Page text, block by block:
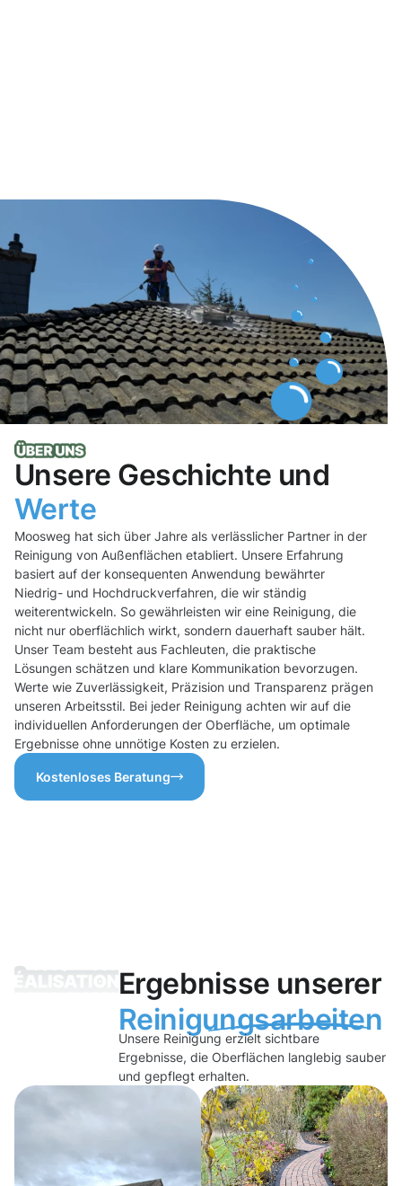
Unsere Geschichte und
Werte
Moosweg hat sich über Jahre als verlässlicher Partner in der
Reinigung von Außenflächen etabliert. Unsere Erfahrung
basiert auf der konsequenten Anwendung bewährter
Niedrig- und Hochdruckverfahren, die wir ständig
weiterentwickeln. So gewährleisten wir eine Reinigung, die
nicht nur oberflächlich wirkt, sondern dauerhaft sauber hält.
Unser Team besteht aus Fachleuten, die praktische
Lösungen schätzen und klare Kommunikation bevorzugen.
Werte wie Zuverlässigkeit, Präzision und Transparenz prägen
unseren Arbeitsstil. Bei jeder Reinigung achten wir auf die
individuellen Anforderungen der Oberfläche, um optimale
Ergebnisse ohne unnötige Kosten zu erzielen.
Kostenloses Beratung
Ergebnisse unserer
Reinigungsarbeiten
Unsere Reinigung erzielt sichtbare
Ergebnisse, die Oberflächen langlebig sauber
und gepflegt erhalten.